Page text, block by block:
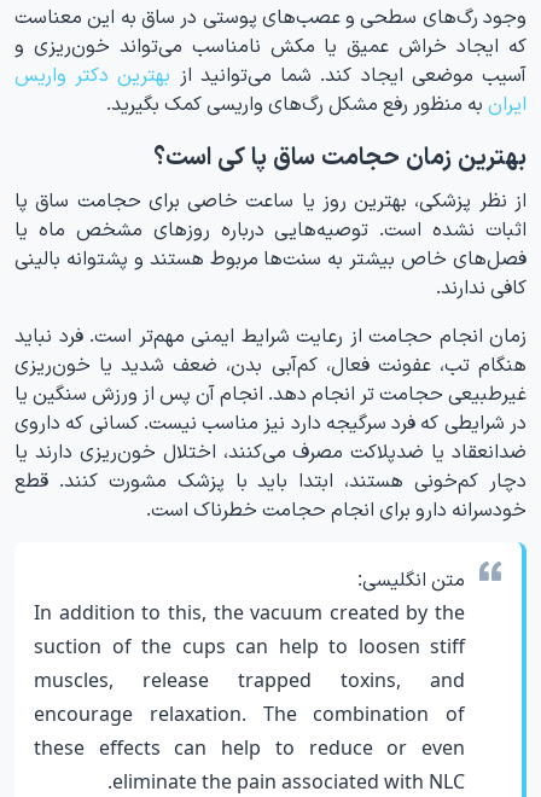
وجود رگ‌های سطحی و عصب‌های پوستی در ساق به این معناست
که ایجاد خراش عمیق یا مکش نامناسب می‌تواند خون‌ریزی و
آسیب موضعی ایجاد کند. شما می‌توانید از بهترین دکتر واریس
ایران به منظور رفع مشکل رگ‌های واریسی کمک بگیرید.
بهترین زمان حجامت ساق پا کی است؟
از نظر پزشکی، بهترین روز یا ساعت خاصی برای حجامت ساق پا
اثبات نشده است. توصیه‌هایی درباره روزهای مشخص ماه یا
فصل‌های خاص بیشتر به سنت‌ها مربوط هستند و پشتوانه بالینی
کافی ندارند.
زمان انجام حجامت از رعایت شرایط ایمنی مهم‌تر است. فرد نباید
هنگام تب، عفونت فعال، کم‌آبی بدن، ضعف شدید یا خون‌ریزی
غیرطبیعی حجامت تر انجام دهد. انجام آن پس از ورزش سنگین یا
در شرایطی که فرد سرگیجه دارد نیز مناسب نیست. کسانی که داروی
ضدانعقاد یا ضدپلاکت مصرف می‌کنند، اختلال خون‌ریزی دارند یا
دچار کم‌خونی هستند، ابتدا باید با پزشک مشورت کنند. قطع
خودسرانه دارو برای انجام حجامت خطرناک است.
متن انگلیسی:
In addition to this, the vacuum created by the
suction of the cups can help to loosen stiff
muscles, release trapped toxins, and
encourage relaxation. The combination of
these effects can help to reduce or even
eliminate the pain associated with NLC.